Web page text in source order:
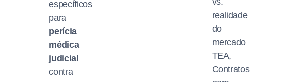
específicos
para
perícia
médica
judicial
contra
vs.
realidade
do
mercado
TEA,
Contratos